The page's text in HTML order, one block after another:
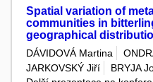
Spatial variation of
communities in
geographical
DÁVIDOVÁ Martina
JARKOVSKÝ Jiří
BRYJA